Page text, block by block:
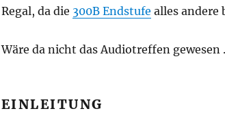
Regal, da die 300B Endstufe alles andere
Wäre da nicht das Audiotreffen gewesen
EINLEITUNG